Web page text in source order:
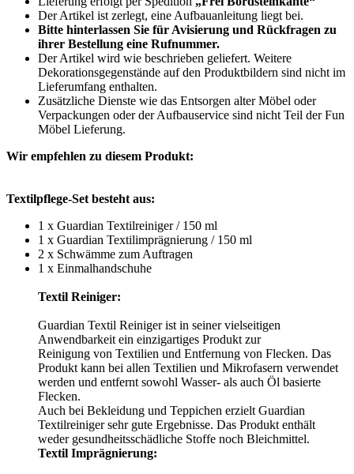
Der Artikel ist zerlegt, eine Aufbauanleitung liegt bei.
Bitte hinterlassen Sie für Avisierung und Rückfragen zu
ihrer Bestellung eine Rufnummer.
Der Artikel wird wie beschrieben geliefert. Weitere
Dekorationsgegenstände auf den Produktbildern sind nicht im
Lieferumfang enthalten.
Zusätzliche Dienste wie das Entsorgen alter Möbel oder
Verpackungen oder der Aufbauservice sind nicht Teil der Fun
Möbel Lieferung.
Wir empfehlen zu diesem Produkt:
Textilpflege-Set besteht aus:
1 x Guardian Textilreiniger / 150 ml
1 x Guardian Textilimprägnierung / 150 ml
2 x Schwämme zum Auftragen
1 x Einmalhandschuhe
Textil Reiniger:
Guardian Textil Reiniger ist in seiner vielseitigen
Anwendbarkeit ein einzigartiges Produkt zur
Reinigung von Textilien und Entfernung von Flecken. Das
Produkt kann bei allen Textilien und Mikrofasern verwendet
werden und entfernt sowohl Wasser- als auch Öl basierte
Flecken.
Auch bei Bekleidung und Teppichen erzielt Guardian
Textilreiniger sehr gute Ergebnisse. Das Produkt enthält
weder gesundheitsschädliche Stoffe noch Bleichmittel.
Textil Imprägnierung: